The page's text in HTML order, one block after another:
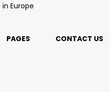
PAGES CONTACT US